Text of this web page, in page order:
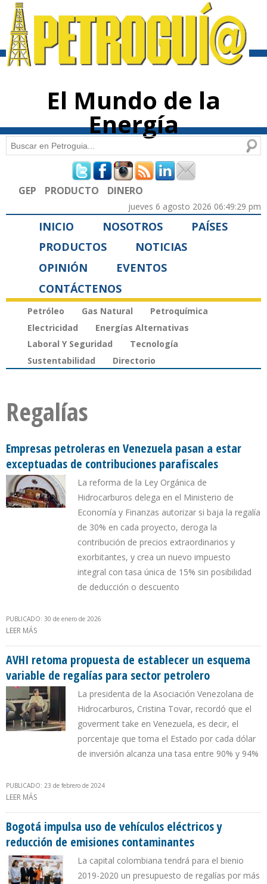
contenido
El Mundo de la
Energía
Formulario de búsqueda
Buscar
GEP PRODUCTO DINERO
jueves 6 agosto 2026 06:49:29 pm
INICIO NOSOTROS
PAÍSES
PRODUCTOS
NOTICIAS
OPINIÓN
EVENTOS
CONTÁCTENOS
Petróleo Gas Natural
Petroquímica
Electricidad
Energías Alternativas
Laboral Y Seguridad
Tecnología
Sustentabilidad
Directorio
Regalías
Empresas petroleras en Venezuela pasan a estar
exceptuadas de contribuciones parafiscales
La reforma de la Ley Orgánica de
Hidrocarburos delega en el Ministerio de
Economía y Finanzas autorizar si baja la regalía
de 30% en cada proyecto, deroga la
contribución de precios extraordinarios y
exorbitantes, y crea un nuevo impuesto
integral con tasa única de 15% sin posibilidad
de deducción o descuento
PUBLICADO: 30 de enero de 2026
LEER MÁS
AVHI retoma propuesta de establecer un esquema
variable de regalías para sector petrolero
La presidenta de la Asociación Venezolana de
Hidrocarburos, Cristina Tovar, recordó que el
goverment take en Venezuela, es decir, el
porcentaje que toma el Estado por cada dólar
de inversión alcanza una tasa entre 90% y 94%
PUBLICADO: 23 de febrero de 2024
LEER MÁS
Bogotá impulsa uso de vehículos eléctricos y
reducción de emisiones contaminantes
La capital colombiana tendrá para el bienio
2019-2020 un presupuesto de regalías por más